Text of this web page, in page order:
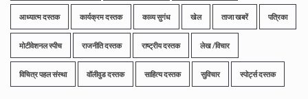
आध्यात्म दस्तक कार्यक्रम दस्तक काव्य सुगंध खेल ताजा खबरें पत्रिका
मोटीवेशनल स्पीच राजनीति दस्तक राष्ट्रीय दस्तक लेख /विचार
विचित्र पहल संस्था वॉलीवुड दस्तक साहित्य दस्तक सुविचार स्पोर्ट्स दस्तक